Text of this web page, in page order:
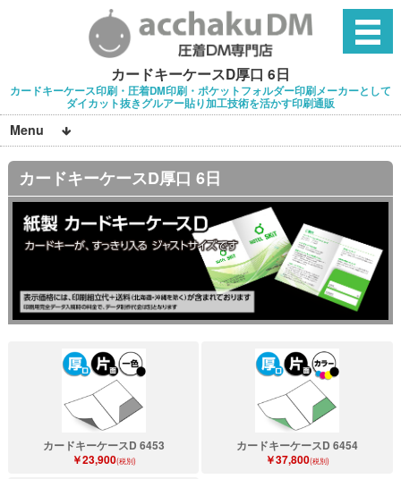
カードキーケースD厚口 6日
カードキーケース印刷・圧着DM印刷・ポケットフォルダー印刷メーカーとして
ダイカット抜きグルアー貼り加工技術を活かす印刷通販
Menu
カードキーケースD厚口 6日
カードキーケースD 6453
￥23,900(税別)
カードキーケースD 6454
￥37,800(税別)